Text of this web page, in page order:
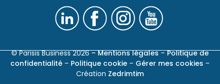
© Parisis Business 2026– Mentions légales–Politique de
confidentialité – Politique cookie – Gérer mes cookies –
Création Zedrimtim